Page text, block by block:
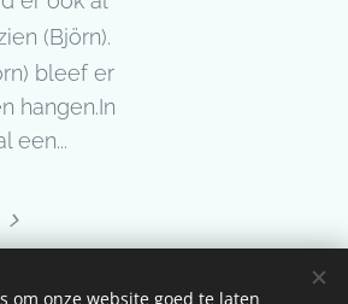
(Björn).
bleef er
hangen.In
een...
om onze website goed te laten